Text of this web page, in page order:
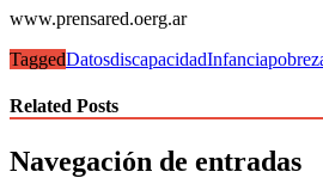
www.prensared.oerg.ar
TaggedDatosdiscapacidadInfancia
Related Posts
Navegación de entradas